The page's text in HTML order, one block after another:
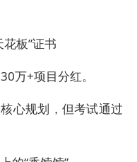
板”证书
万+项目分红。
心规划，但考试通过